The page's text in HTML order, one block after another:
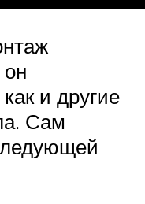
и другие
Сам